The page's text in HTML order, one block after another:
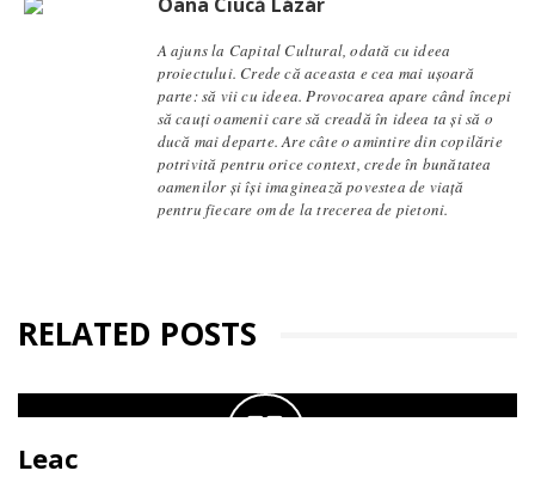
A ajuns la Capital Cultural, odată cu ideea
proiectului. Crede că aceasta e cea mai ușoară
parte: să vii cu ideea. Provocarea apare când începi
să cauți oamenii care să creadă în ideea ta și să o
ducă mai departe. Are câte o amintire din copilărie
potrivită pentru orice context, crede în bunătatea
oamenilor și își imaginează povestea de viață
pentru fiecare om de la trecerea de pietoni.
RELATED POSTS
Leac